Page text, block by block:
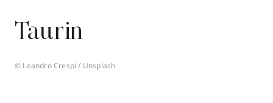
Über YBPN
Aktionen
Taurin
© Leandro Crespi / Unsplash